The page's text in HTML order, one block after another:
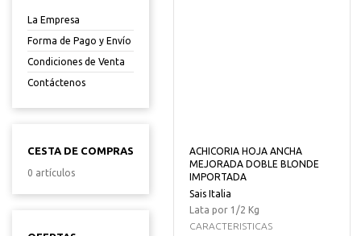
La Empresa
Forma de Pago y Envío
Condiciones de Venta
Contáctenos
CESTA DE COMPRAS
0 artículos
ACHICORIA HOJA ANCHA
MEJORADA DOBLE BLONDE
IMPORTADA
Sais Italia
Lata por 1/2 Kg
CARACTERISTICAS